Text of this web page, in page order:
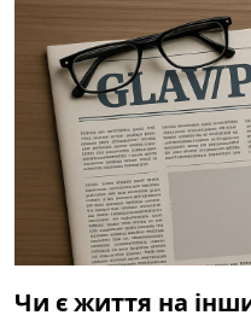
Чи є життя на